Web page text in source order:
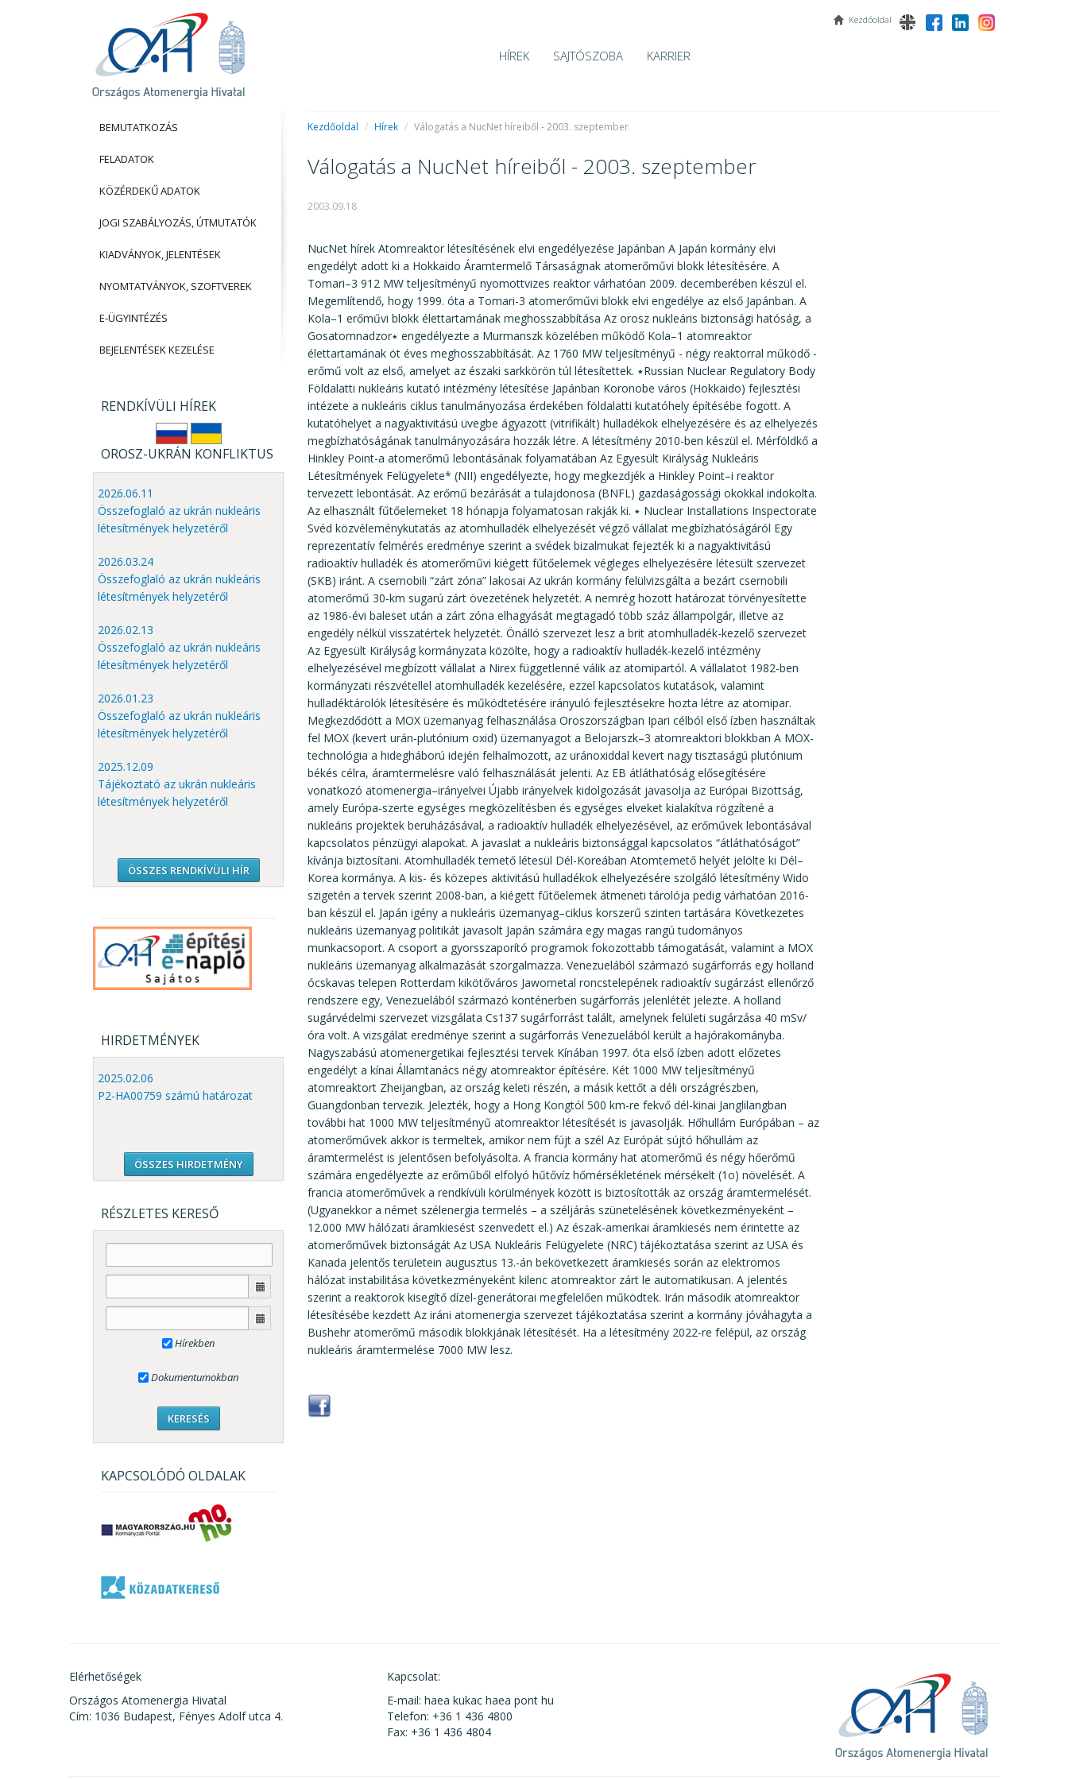
Kezdőoldal
HÍREK SAJTÓSZOBA KARRIER
BEMUTATKOZÁS
FELADATOK
KÖZÉRDEKŰ ADATOK
JOGI SZABÁLYOZÁS, ÚTMUTATÓK
KIADVÁNYOK, JELENTÉSEK
NYOMTATVÁNYOK, SZOFTVEREK
E-ÜGYINTÉZÉS
BEJELENTÉSEK KEZELÉSE
RENDKÍVÜLI HÍREK
OROSZ-UKRÁN KONFLIKTUS
2026.06.11
Összefoglaló az ukrán nukleáris
létesítmények helyzetéről
2026.03.24
Összefoglaló az ukrán nukleáris
létesítmények helyzetéről
2026.02.13
Összefoglaló az ukrán nukleáris
létesítmények helyzetéről
2026.01.23
Összefoglaló az ukrán nukleáris
létesítmények helyzetéről
2025.12.09
Tájékoztató az ukrán nukleáris
létesítmények helyzetéről
ÖSSZES RENDKÍVÜLI HÍR
HIRDETMÉNYEK
2025.02.06
P2-HA00759 számú határozat
ÖSSZES HIRDETMÉNY
RÉSZLETES KERESŐ
Hírekben
Dokumentumokban
KAPCSOLÓDÓ OLDALAK
Kezdőoldal / Hírek / Válogatás a NucNet híreiből - 2003. szeptember
Válogatás a NucNet híreiből - 2003. szeptember
2003.09.18
NucNet hírek Atomreaktor létesítésének elvi engedélyezése Japánban A Japán kormány elvi
engedélyt adott ki a Hokkaido Áramtermelő Társaságnak atomerőművi blokk létesítésére. A
Tomari–3 912 MW teljesítményű nyomottvizes reaktor várhatóan 2009. decemberében készül el.
Megemlítendő, hogy 1999. óta a Tomari-3 atomerőművi blokk elvi engedélye az első Japánban. A
Kola–1 erőművi blokk élettartamának meghosszabbítása Az orosz nukleáris biztonsági hatóság, a
Gosatomnadzor٭ engedélyezte a Murmanszk közelében működő Kola–1 atomreaktor
élettartamának öt éves meghosszabbítását. Az 1760 MW teljesítményű - négy reaktorral működő -
erőmű volt az első, amelyet az északi sarkkörön túl létesítettek. ٭Russian Nuclear Regulatory Body
Földalatti nukleáris kutató intézmény létesítése Japánban Koronobe város (Hokkaido) fejlesztési
intézete a nukleáris ciklus tanulmányozása érdekében földalatti kutatóhely építésébe fogott. A
kutatóhelyet a nagyaktivitású üvegbe ágyazott (vitrifikált) hulladékok elhelyezésére és az elhelyezés
megbízhatóságának tanulmányozására hozzák létre. A létesítmény 2010-ben készül el. Mérföldkő a
Hinkley Point-a atomerőmű lebontásának folyamatában Az Egyesült Királyság Nukleáris
Létesítmények Felügyelete* (NII) engedélyezte, hogy megkezdjék a Hinkley Point–i reaktor
tervezett lebontását. Az erőmű bezárását a tulajdonosa (BNFL) gazdaságossági okokkal indokolta.
Az elhasznált fűtőelemeket 18 hónapja folyamatosan rakják ki. ٭ Nuclear Installations Inspectorate
Svéd közvéleménykutatás az atomhulladék elhelyezését végző vállalat megbízhatóságáról Egy
reprezentatív felmérés eredménye szerint a svédek bizalmukat fejezték ki a nagyaktivitású
radioaktív hulladék és atomerőművi kiégett fűtőelemek végleges elhelyezésére létesült szervezet
(SKB) iránt. A csernobili “zárt zóna” lakosai Az ukrán kormány felülvizsgálta a bezárt csernobili
atomerőmű 30-km sugarú zárt övezetének helyzetét. A nemrég hozott határozat törvényesítette
az 1986-évi baleset után a zárt zóna elhagyását megtagadó több száz állampolgár, illetve az
engedély nélkül visszatértek helyzetét. Önálló szervezet lesz a brit atomhulladék-kezelő szervezet
Az Egyesült Királyság kormányzata közölte, hogy a radioaktív hulladék-kezelő intézmény
elhelyezésével megbízott vállalat a Nirex függetlenné válik az atomipartól. A vállalatot 1982-ben
kormányzati részvétellel atomhulladék kezelésére, ezzel kapcsolatos kutatások, valamint
hulladéktárolók létesítésére és működtetésére irányuló fejlesztésekre hozta létre az atomipar.
Megkezdődött a MOX üzemanyag felhasználása Oroszországban Ipari célból első ízben használtak
fel MOX (kevert urán-plutónium oxid) üzemanyagot a Belojarszk–3 atomreaktori blokkban A MOX-
technológia a hidegháború idején felhalmozott, az uránoxiddal kevert nagy tisztaságú plutónium
békés célra, áramtermelésre való felhasználását jelenti. Az EB átláthatóság elősegítésére
vonatkozó atomenergia–irányelvei Újabb irányelvek kidolgozását javasolja az Európai Bizottság,
amely Európa-szerte egységes megközelítésben és egységes elveket kialakítva rögzítené a
nukleáris projektek beruházásával, a radioaktív hulladék elhelyezésével, az erőművek lebontásával
kapcsolatos pénzügyi alapokat. A javaslat a nukleáris biztonsággal kapcsolatos “átláthatóságot”
kívánja biztosítani. Atomhulladék temető létesül Dél-Koreában Atomtemető helyét jelölte ki Dél–
Korea kormánya. A kis- és közepes aktivitású hulladékok elhelyezésére szolgáló létesítmény Wido
szigetén a tervek szerint 2008-ban, a kiégett fűtőelemek átmeneti tárolója pedig várhatóan 2016-
ban készül el. Japán igény a nukleáris üzemanyag–ciklus korszerű szinten tartására Következetes
nukleáris üzemanyag politikát javasolt Japán számára egy magas rangú tudományos
munkacsoport. A csoport a gyorsszaporító programok fokozottabb támogatását, valamint a MOX
nukleáris üzemanyag alkalmazását szorgalmazza. Venezuelából származó sugárforrás egy holland
ócskavas telepen Rotterdam kikötőváros Jawometal roncstelepének radioaktív sugárzást ellenőrző
rendszere egy, Venezuelából származó konténerben sugárforrás jelenlétét jelezte. A holland
sugárvédelmi szervezet vizsgálata Cs137 sugárforrást talált, amelynek felületi sugárzása 40 mSv/
óra volt. A vizsgálat eredménye szerint a sugárforrás Venezuelából került a hajórakományba.
Nagyszabású atomenergetikai fejlesztési tervek Kínában 1997. óta első ízben adott előzetes
engedélyt a kínai Államtanács négy atomreaktor építésére. Két 1000 MW teljesítményű
atomreaktort Zheijangban, az ország keleti részén, a másik kettőt a déli országrészben,
Guangdonban tervezik. Jelezték, hogy a Hong Kongtól 500 km-re fekvő dél-kinai Janglilangban
további hat 1000 MW teljesítményű atomreaktor létesítését is javasolják. Hőhullám Európában – az
atomerőművek akkor is termeltek, amikor nem fújt a szél Az Európát sújtó hőhullám az
áramtermelést is jelentősen befolyásolta. A francia kormány hat atomerőmű és négy hőerőmű
számára engedélyezte az erőműből elfolyó hűtővíz hőmérsékletének mérsékelt (1o) növelését. A
francia atomerőművek a rendkívüli körülmények között is biztosították az ország áramtermelését.
(Ugyanekkor a német szélenergia termelés – a széljárás szünetelésének következményeként –
12.000 MW hálózati áramkiesést szenvedett el.) Az észak-amerikai áramkiesés nem érintette az
atomerőművek biztonságát Az USA Nukleáris Felügyelete (NRC) tájékoztatása szerint az USA és
Kanada jelentős területein augusztus 13.-án bekövetkezett áramkiesés során az elektromos
hálózat instabilitása következményeként kilenc atomreaktor zárt le automatikusan. A jelentés
szerint a reaktorok kisegítő dízel-generátorai megfelelően működtek. Irán második atomreaktor
létesítésébe kezdett Az iráni atomenergia szervezet tájékoztatása szerint a kormány jóváhagyta a
Bushehr atomerőmű második blokkjának létesítését. Ha a létesítmény 2022-re felépül, az ország
nukleáris áramtermelése 7000 MW lesz.
Elérhetőségek
Országos Atomenergia Hivatal
Cím: 1036 Budapest, Fényes Adolf utca 4.
Kapcsolat:
E-mail: haea kukac haea pont hu
Telefon: +36 1 436 4800
Fax: +36 1 436 4804